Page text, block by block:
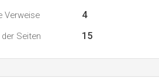
Verweise 4
Seiten 15